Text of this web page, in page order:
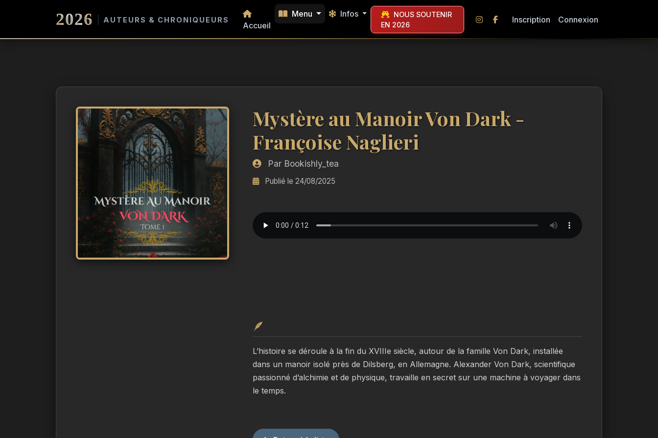
2026 AUTEURS & CHRONIQUEURS
Accueil
Menu Infos
NOUS SOUTENIR
EN 2026
Inscription Connexion
Mystère au Manoir Von Dark -
Françoise Naglieri
Par Bookishly_tea
Publié le 24/08/2025
🪶
L’histoire se déroule à la fin du XVIIIe siècle, autour de la famille Von Dark, installée
dans un manoir isolé près de Dilsberg, en Allemagne. Alexander Von Dark, scientifique
passionné d’alchimie et de physique, travaille en secret sur une machine à voyager dans
le temps.